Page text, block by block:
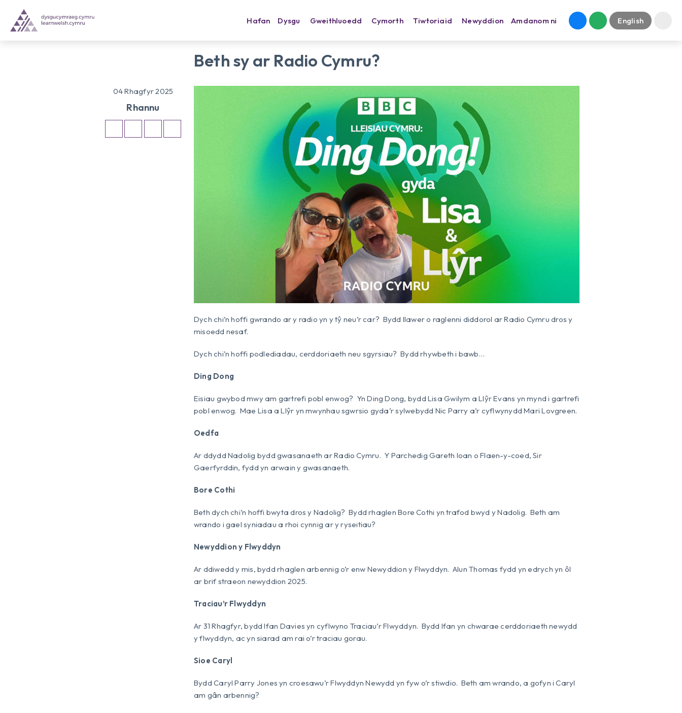
Hafan Dysgu Gweithluoedd Cymorth Tiwtoriaid Newyddion Amdanom ni English
Beth sy ar Radio Cymru?
04 Rhagfyr 2025
Rhannu
Dych chi’n hoffi gwrando ar y radio yn y tŷ neu’r car? Bydd llawer o raglenni diddorol ar Radio Cymru dros y
misoedd nesaf.
Dych chi’n hoffi podlediadau, cerddoriaeth neu sgyrsiau? Bydd rhywbeth i bawb…
Ding Dong
Eisiau gwybod mwy am gartrefi pobl enwog? Yn Ding Dong, bydd Lisa Gwilym a Llŷr Evans yn mynd i gartrefi
pobl enwog. Mae Lisa a Llŷr yn mwynhau sgwrsio gyda’r sylwebydd Nic Parry a’r cyflwynydd Mari Lovgreen.
Oedfa
Ar ddydd Nadolig bydd gwasanaeth ar Radio Cymru. Y Parchedig Gareth Ioan o Flaen-y-coed, Sir
Gaerfyrddin, fydd yn arwain y gwasanaeth.
Bore Cothi
Beth dych chi’n hoffi bwyta dros y Nadolig? Bydd rhaglen Bore Cothi yn trafod bwyd y Nadolig. Beth am
wrando i gael syniadau a rhoi cynnig ar y ryseitiau?
Newyddion y Flwyddyn
Ar ddiwedd y mis, bydd rhaglen arbennig o’r enw Newyddion y Flwyddyn. Alun Thomas fydd yn edrych yn ôl
ar brif straeon newyddion 2025.
Traciau’r Flwyddyn
Ar 31 Rhagfyr, bydd Ifan Davies yn cyflwyno Traciau’r Flwyddyn. Bydd Ifan yn chwarae cerddoriaeth newydd
y flwyddyn, ac yn siarad am rai o’r traciau gorau.
Sioe Caryl
Bydd Caryl Parry Jones yn croesawu’r Flwyddyn Newydd yn fyw o’r stiwdio. Beth am wrando, a gofyn i Caryl
am gân arbennig?